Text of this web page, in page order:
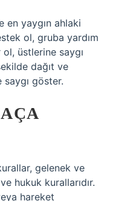
en yaygın ahlaki
ol, gruba yardım
üstlerine saygı
dağıt ve
saygı göster.
gelenek ve
hukuk kurallarıdır.
hareket